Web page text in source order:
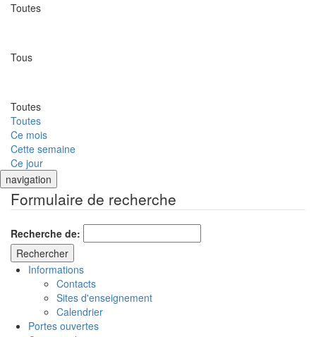
Toutes
Tous
Toutes
Toutes
Ce mois
Cette semaine
Ce jour
navigation
Formulaire de recherche
Recherche de:
Informations
Contacts
Sites d'enseignement
Calendrier
Portes ouvertes